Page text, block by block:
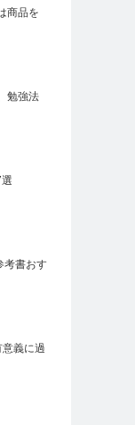
商品を
勉強法
考書おす
義に過